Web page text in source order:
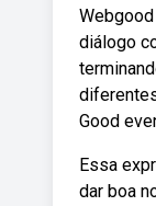
diálogo
Good
Essa
dar boa